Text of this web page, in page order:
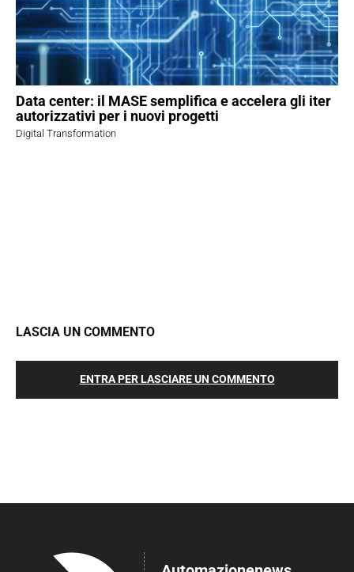
Data center: il MASE semplifica e accelera gli iter
autorizzativi per i nuovi progetti
Digital Transformation
LASCIA UN COMMENTO
ENTRA PER LASCIARE UN COMMENTO